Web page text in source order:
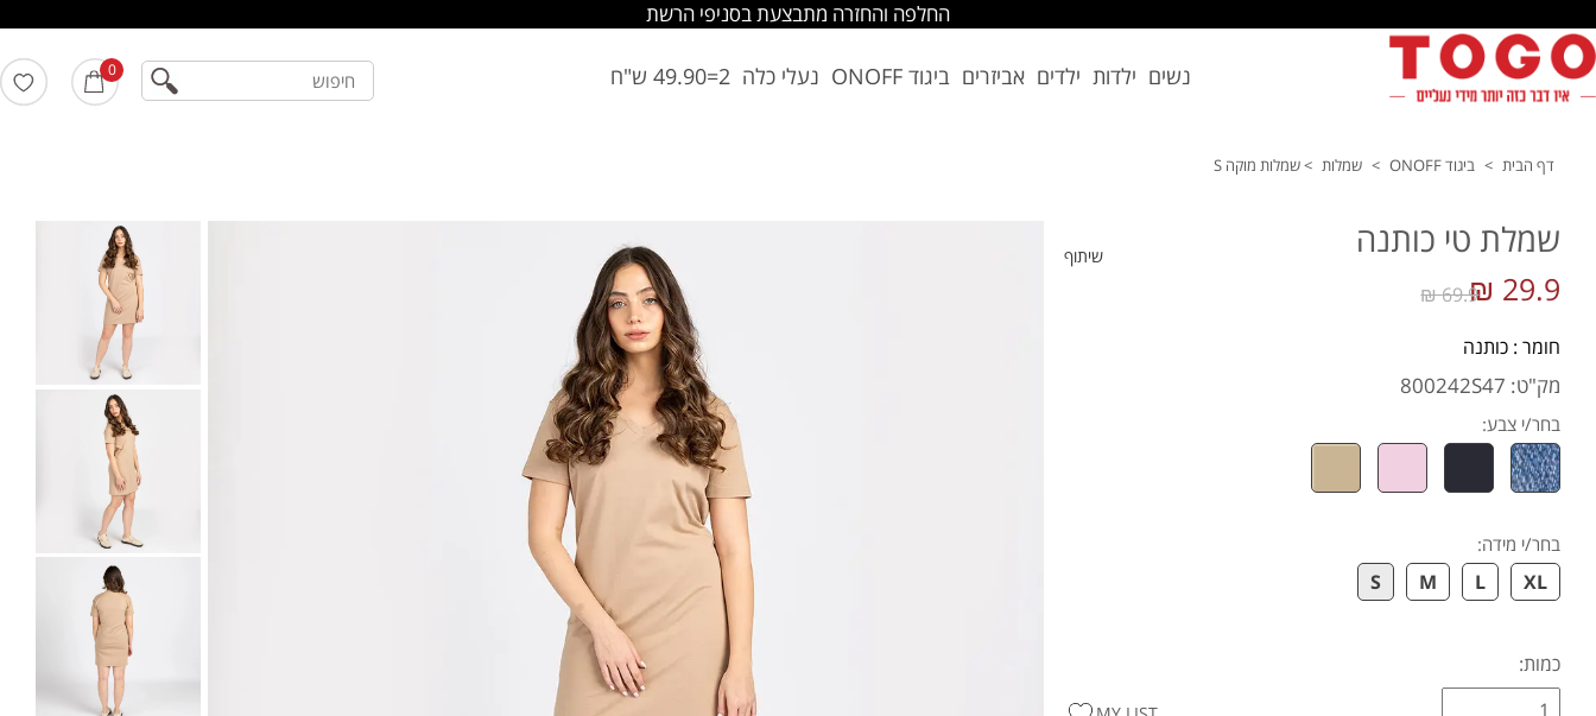
החלפה והחזרה מתבצעת בסניפי הרשת
נשים ילדות ילדים אביזרים ביגוד ONOFF נעלי כלה 2=49.90 ש"ח 0 חיפוש
דף הבית > ביגוד ONOFF > שמלות >שמלות מוקה S
שיתוף שמלת טי כותנה
29.9 ₪
69.9 ₪
חומר : כותנה
מק"ט: 800242S47
בחר/י צבע:
בחר/י מידה:
XL
L
M
S
כמות: